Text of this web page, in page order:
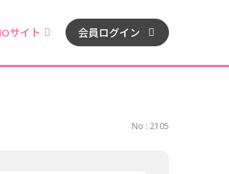
サイト 会員ログイン
No : 2105